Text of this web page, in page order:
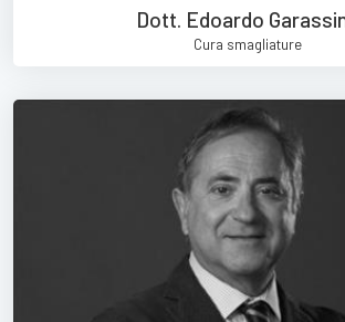
Dott. Edoardo
Cura smagliature